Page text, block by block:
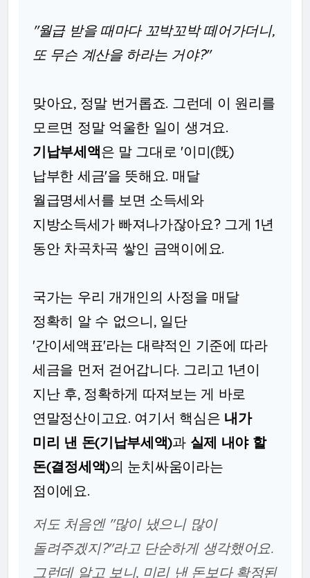
"월급 받을 때마다 꼬박꼬박 떼어가더니,
또 무슨 계산을 하라는 거야?"
맞아요, 정말 번거롭죠. 그런데 이 원리를
모르면 정말 억울한 일이 생겨요.
기납부세액은 말 그대로 '이미(旣)
납부한 세금'을 뜻해요. 매달
월급명세서를 보면 소득세와
지방소득세가 빠져나가잖아요? 그게 1년
동안 차곡차곡 쌓인 금액이에요.
국가는 우리 개개인의 사정을 매달
정확히 알 수 없으니, 일단
'간이세액표'라는 대략적인 기준에 따라
세금을 먼저 걷어갑니다. 그리고 1년이
지난 후, 정확하게 따져보는 게 바로
연말정산이고요. 여기서 핵심은 내가
미리 낸 돈(기납부세액)과 실제 내야 할
돈(결정세액)의 눈치싸움이라는
점이에요.
저도 처음엔 "많이 냈으니 많이
돌려주겠지?"라고 단순하게 생각했어요.
그런데 알고 보니, 미리 낸 돈보다 확정된